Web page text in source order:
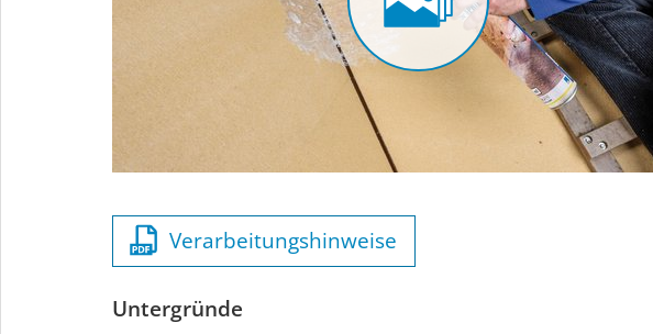
Verarbeitungshinweise
Untergründe